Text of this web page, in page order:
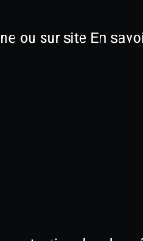
ou sur site En